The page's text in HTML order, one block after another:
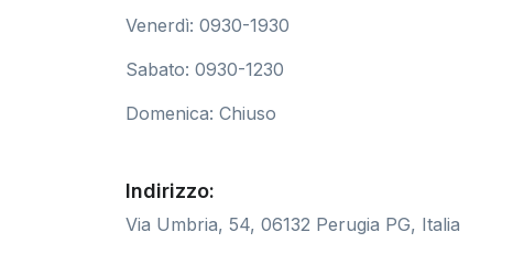
Venerdì: 0930-1930
Sabato: 0930-1230
Domenica: Chiuso
Indirizzo:
Via Umbria, 54, 06132 Perugia PG, Italia